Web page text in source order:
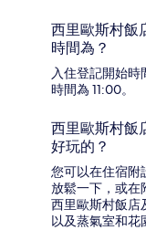
西里歐斯村飯
時間為？
入住登記開始
時間為 11:00。
西里歐斯村飯
好玩的？
您可以在住宿附
放鬆一下，或在
西里歐斯村飯店
以及蒸氣室和花